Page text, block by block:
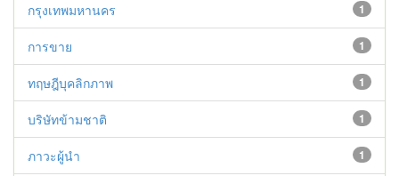
1
กรุงเทพมหานคร
1
การขาย
1
ทฤษฎีบุคลิกภาพ
1
บริษัทข้ามชาติ
1
ภาวะผู้นำ